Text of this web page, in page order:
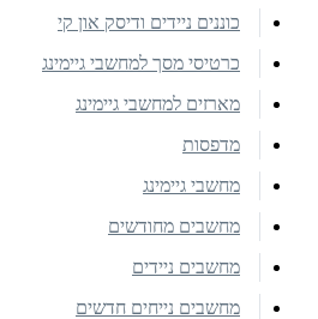
כוננים ניידים ודיסק און קי
כרטיסי מסך למחשבי גיימינג
מארזים למחשבי גיימינג
מדפסות
מחשבי גיימינג
מחשבים מחודשים
מחשבים ניידים
מחשבים נייחים חדשים